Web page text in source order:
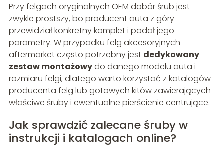
Przy felgach oryginalnych OEM dobór śrub jest
zwykle prostszy, bo producent auta z góry
przewidział konkretny komplet i podał jego
parametry. W przypadku felg akcesoryjnych
aftermarket często potrzebny jest dedykowany
zestaw montażowydo danego modelu auta i
rozmiaru felgi, dlatego warto korzystać z katalogów
producenta felg lub gotowych kitów zawierających
właściwe śruby i ewentualne pierścienie centrujące.
Jak sprawdzić zalecane śruby w
instrukcji i katalogach online?